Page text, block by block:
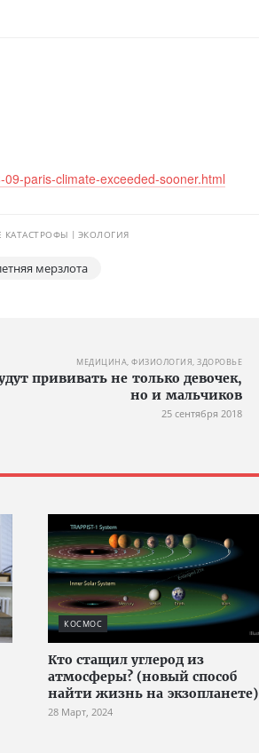
paris-climate-exceeded-sooner.html
ЭКОЛОГИЯ
мерзлота
МЕДИЦИНА, ФИЗИОЛОГИЯ, ЗДОРОВЬЕ
прививать не только девочек,
но и мальчиков
25 сентября 2018
КОСМОС
Кто стащил углерод из
атмосферы? (новый способ
найти жизнь на экзопланете)
28 Март, 2024